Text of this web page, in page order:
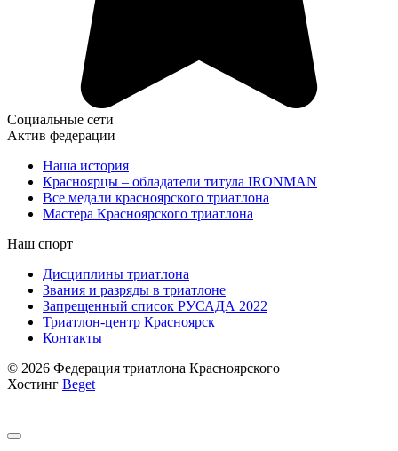
Социальные сети
Актив федерации
Наша история
Красноярцы – обладатели титула IRONMAN
Все медали красноярского триатлона
Мастера Красноярского триатлона
Наш спорт
Дисциплины триатлона
Звания и разряды в триатлоне
Запрещенный список РУСАДА 2022
Триатлон-центр Красноярск
Контакты
© 2026 Федерация триатлона Красноярского
Хостинг Beget